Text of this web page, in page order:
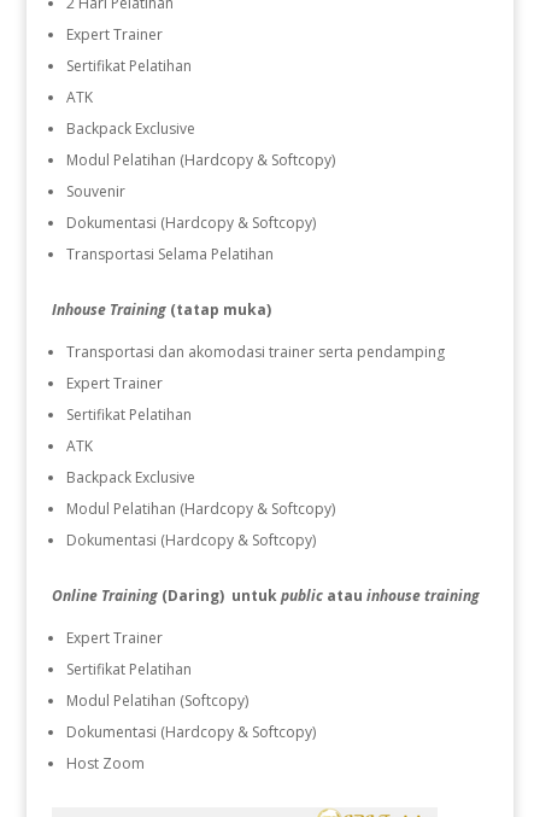
Expert Trainer
Sertifikat Pelatihan
ATK
Backpack Exclusive
Modul Pelatihan (Hardcopy & Softcopy)
Souvenir
Dokumentasi (Hardcopy & Softcopy)
Transportasi Selama Pelatihan
Inhouse Training (tatap muka)
Transportasi dan akomodasi trainer serta pendamping
Expert Trainer
Sertifikat Pelatihan
ATK
Backpack Exclusive
Modul Pelatihan (Hardcopy & Softcopy)
Dokumentasi (Hardcopy & Softcopy)
Online Training (Daring) untukpublic atau inhouse training
Expert Trainer
Sertifikat Pelatihan
Modul Pelatihan (Softcopy)
Dokumentasi (Hardcopy & Softcopy)
Host Zoom